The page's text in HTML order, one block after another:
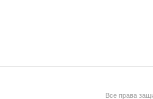
Все права